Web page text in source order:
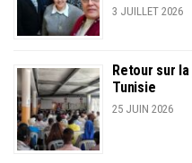
3 JUILLET 2026
Retour sur
Tunisie
25 JUIN 2026